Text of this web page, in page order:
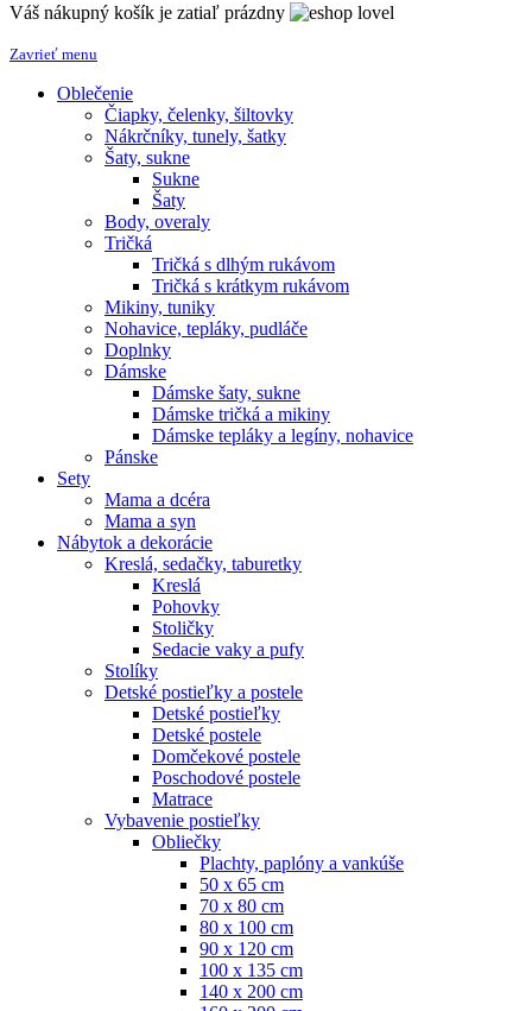
Váš nákupný košík je zatiaľ prázdny
Zavrieť menu
Oblečenie
Čiapky, čelenky, šiltovky
Nákrčníky, tunely, šatky
Šaty, sukne
Sukne
Šaty
Body, overaly
Tričká
Tričká s dlhým rukávom
Tričká s krátkym rukávom
Mikiny, tuniky
Nohavice, tepláky, pudláče
Doplnky
Dámske
Dámske šaty, sukne
Dámske tričká a mikiny
Dámske tepláky a legíny, nohavice
Pánske
Sety
Mama a dcéra
Mama a syn
Nábytok a dekorácie
Kreslá, sedačky, taburetky
Kreslá
Pohovky
Stoličky
Sedacie vaky a pufy
Stolíky
Detské postieľky a postele
Detské postieľky
Detské postele
Domčekové postele
Poschodové postele
Matrace
Vybavenie postieľky
Obliečky
Plachty, paplóny a vankúše
50 x 65 cm
70 x 80 cm
80 x 100 cm
90 x 120 cm
100 x 135 cm
140 x 200 cm